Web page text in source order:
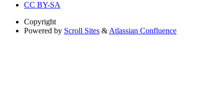
CC BY-SA
Copyright
Powered by Scroll Sites & Atlassian Confluence